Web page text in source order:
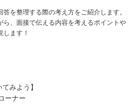
を整理する際の考え方をご紹介します。
ら、面接で伝える内容を考えるポイントや
ます！
みよう】
ーナー